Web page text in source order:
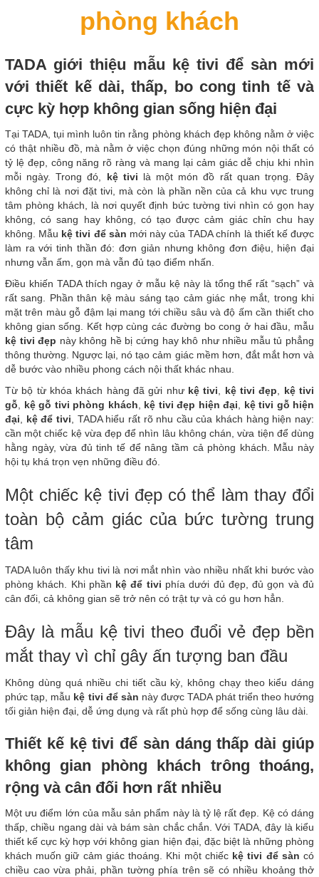
phòng khách
TADA giới thiệu mẫu kệ tivi để sàn mới
với thiết kế dài, thấp, bo cong tinh tế và
cực kỳ hợp không gian sống hiện đại
Tại TADA, tụi mình luôn tin rằng phòng khách đẹp không nằm ở việc
có thật nhiều đồ, mà nằm ở việc chọn đúng những món nội thất có
tỷ lệ đẹp, công năng rõ ràng và mang lại cảm giác dễ chịu khi nhìn
mỗi ngày. Trong đó, kệ tivi là một món đồ rất quan trọng. Đây
không chỉ là nơi đặt tivi, mà còn là phần nền của cả khu vực trung
tâm phòng khách, là nơi quyết định bức tường tivi nhìn có gọn hay
không, có sang hay không, có tạo được cảm giác chỉn chu hay
không. Mẫu kệ tivi để sàn mới này của TADA chính là thiết kế được
làm ra với tinh thần đó: đơn giản nhưng không đơn điệu, hiện đại
nhưng vẫn ấm, gọn mà vẫn đủ tạo điểm nhấn.
Điều khiến TADA thích ngay ở mẫu kệ này là tổng thể rất “sạch” và
rất sang. Phần thân kệ màu sáng tạo cảm giác nhẹ mắt, trong khi
mặt trên màu gỗ đậm lại mang tới chiều sâu và độ ấm cần thiết cho
không gian sống. Kết hợp cùng các đường bo cong ở hai đầu, mẫu
kệ tivi đẹp này không hề bị cứng hay khô như nhiều mẫu tủ phẳng
thông thường. Ngược lại, nó tạo cảm giác mềm hơn, đắt mắt hơn và
dễ bước vào nhiều phong cách nội thất khác nhau.
Từ bộ từ khóa khách hàng đã gửi như kệ tivi kệ tivi đẹp
kệ tivi
gỗ
kệ gỗ tivi phòng khách kệ tivi đẹp hiện đại
kệ tivi gỗ hiện
đại
kệ để tivi , TADA hiểu rất rõ nhu cầu của khách hàng hiện nay:
cần một chiếc kệ vừa đẹp để nhìn lâu không chán, vừa tiện để dùng
hằng ngày, vừa đủ tinh tế để nâng tầm cả phòng khách. Mẫu này
hội tụ khá trọn vẹn những điều đó.
Một chiếc kệ tivi đẹp có thể làm thay đổi
toàn bộ cảm giác của bức tường trung
tâm
TADA luôn thấy khu tivi là nơi mắt nhìn vào nhiều nhất khi bước vào
phòng khách. Khi phần kệ để tivi phía dưới đủ đẹp, đủ gọn và đủ
cân đối, cả không gian sẽ trở nên có trật tự và có gu hơn hẳn.
Đây là mẫu kệ tivi theo đuổi vẻ đẹp bền
mắt thay vì chỉ gây ấn tượng ban đầu
Không dùng quá nhiều chi tiết cầu kỳ, không chạy theo kiểu dáng
phức tạp, mẫu kệ tivi để sàn này được TADA phát triển theo hướng
tối giản hiện đại, dễ ứng dụng và rất phù hợp để sống cùng lâu dài.
Thiết kế kệ tivi để sàn dáng thấp dài giúp
không gian phòng khách trông thoáng,
rộng và cân đối hơn rất nhiều
Một ưu điểm lớn của mẫu sản phẩm này là tỷ lệ rất đẹp. Kệ có dáng
thấp, chiều ngang dài và bám sàn chắc chắn. Với TADA, đây là kiểu
thiết kế cực kỳ hợp với không gian hiện đại, đặc biệt là những phòng
khách muốn giữ cảm giác thoáng. Khi một chiếc kệ tivi để sàn có
chiều cao vừa phải, phần tường phía trên sẽ có nhiều khoảng thở